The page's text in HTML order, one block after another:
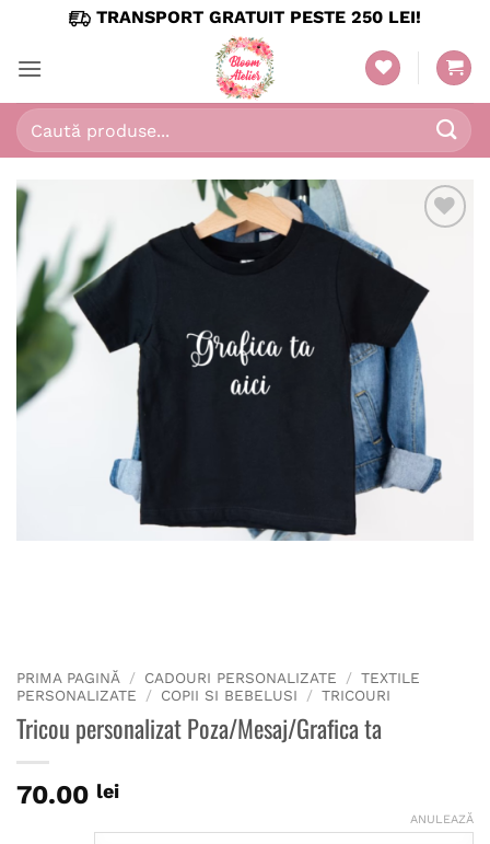
content
TRANSPORT GRATUIT PESTE 250 LEI!
Caută
după:
Adaugă
în
wishlist
PRIMA PAGINĂ / CADOURI PERSONALIZATE / TEXTILE
PERSONALIZATE
/ COPII SI BEBELUSI / TRICOURI
Tricou personalizat Poza/Mesaj/Grafica ta
70.00 lei
ANULEAZĂ